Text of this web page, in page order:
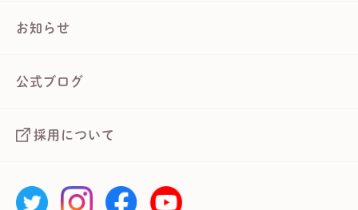
お知らせ
公式ブログ
採用について